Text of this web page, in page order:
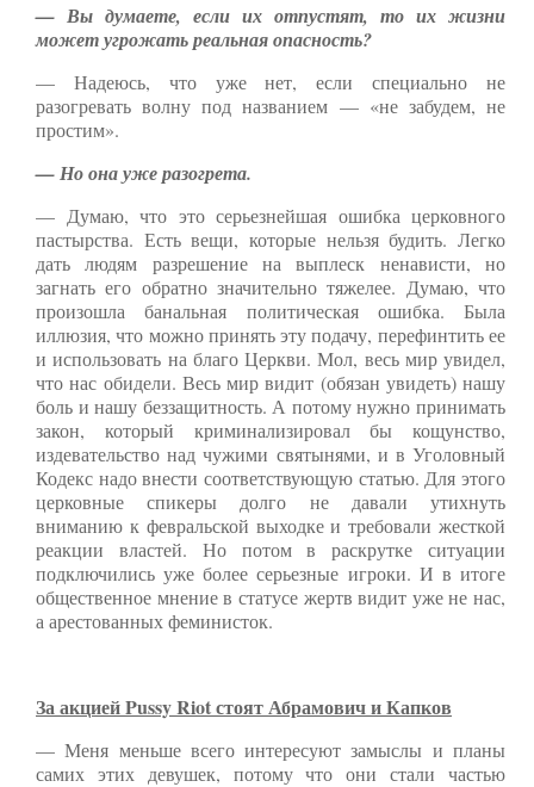
— Вы думаете, если их отпустят, то их жизни
может угрожать реальная опасность?
— Надеюсь, что уже нет, если специально не
разогревать волну под названием — «не забудем, не
простим».
— Но она уже разогрета.
— Думаю, что это серьезнейшая ошибка церковного
пастырства. Есть вещи, которые нельзя будить. Легко
дать людям разрешение на выплеск ненависти, но
загнать его обратно значительно тяжелее. Думаю, что
произошла банальная политическая ошибка. Была
иллюзия, что можно принять эту подачу, перефинтить ее
и использовать на благо Церкви. Мол, весь мир увидел,
что нас обидели. Весь мир видит (обязан увидеть) нашу
боль и нашу беззащитность. А потому нужно принимать
закон, который криминализировал бы кощунство,
издевательство над чужими святынями, и в Уголовный
Кодекс надо внести соответствующую статью. Для этого
церковные спикеры долго не давали утихнуть
вниманию к февральской выходке и требовали жесткой
реакции властей. Но потом в раскрутке ситуации
подключились уже более серьезные игроки. И в итоге
общественное мнение в статусе жертв видит уже не нас,
а арестованных феминисток.
За акцией Pussy Riot стоят Абрамович и Капков
— Меня меньше всего интересуют замыслы и планы
самих этих девушек, потому что они стали частью